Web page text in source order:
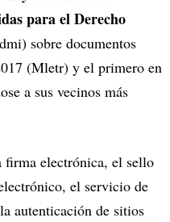
para el Derecho
sobre documentos
(Mletr) y el primero en
a sus vecinos más
electrónica, el sello
el servicio de
autenticación de sitios